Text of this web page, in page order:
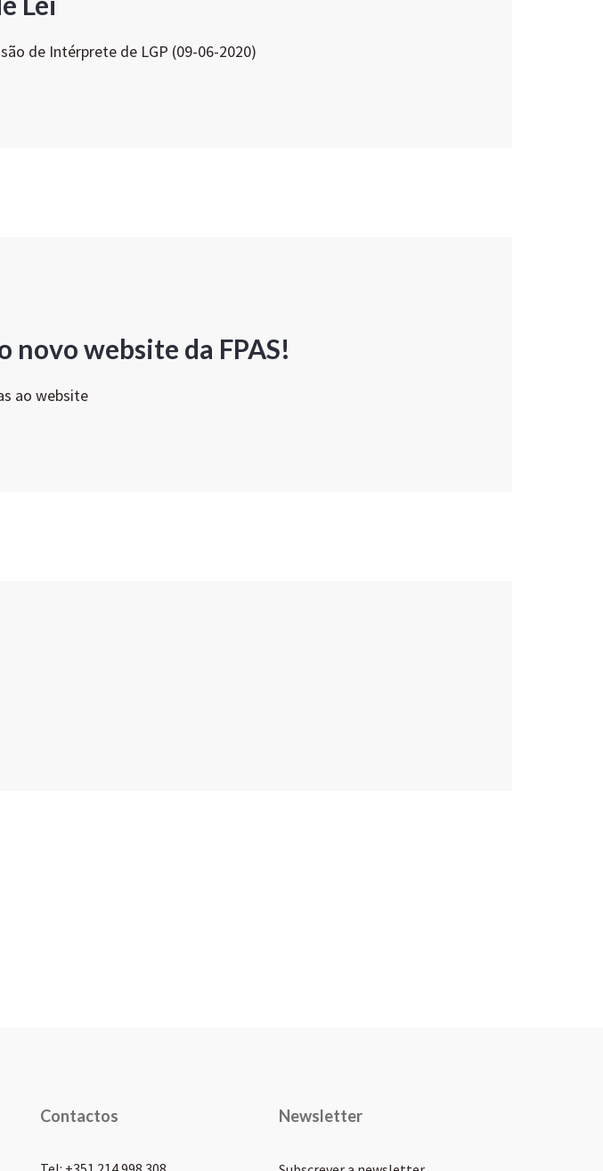
de Intérprete de LGP (09-06-2020)
novo website da FPAS!
ao website
Contactos Newsletter